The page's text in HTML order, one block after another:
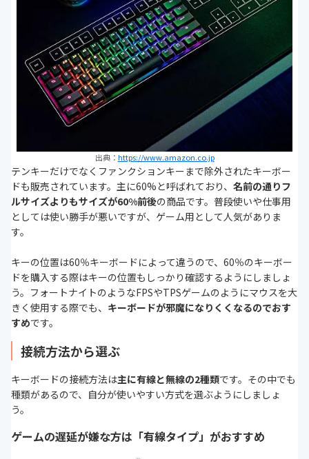
出典： https://www.amazon.co.jp
テンキーだけでなくファンクションキーまで除外されたキーボー
ドも販売されています。主に60%と呼ばれており、 名前の通りフ
ルサイズよりもサイズが60%前後の商品です。普段使いや仕事用
としては使い勝手が悪いですが、ゲーム用として人気がありま
す。
キーの位置は60％キーボードによって違うので、60％のキーボー
ドを購入する際はキーの位置もしっかり確認するようにしましょ
う。フォートナイトのようなFPSやTPSゲームのようにマウスを大
きく使用する際でも、 キーボードが邪魔になりくくなるのでおす
すめです。
接続方法から選ぶ
キーボードの接続方法は主に有線と無線の2種類です。その中でも
種類があるので、自分が使いやすい方式を選ぶようにしましょ
う。
ゲームの遅延が嫌な方は「有線タイプ」がおすすめ